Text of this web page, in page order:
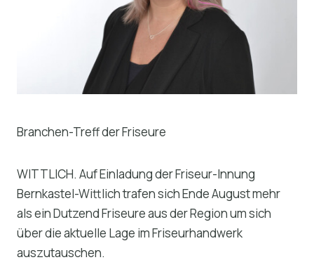
Branchen-Treff der Friseure
WITTLICH. Auf Einladung der Friseur-Innung
Bernkastel-Wittlich trafen sich Ende August mehr
als ein Dutzend Friseure aus der Region um sich
über die aktuelle Lage im Friseurhandwerk
auszutauschen.